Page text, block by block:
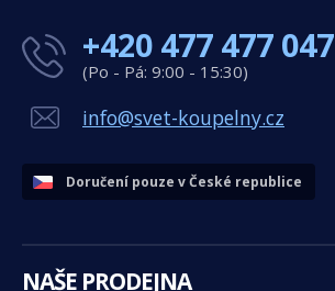
+420 477 477 047
(Po - Pá: 9:00 - 15:30)
info@svet-koupelny.cz
Doručení pouze v České republice
NAŠE PRODEJNA